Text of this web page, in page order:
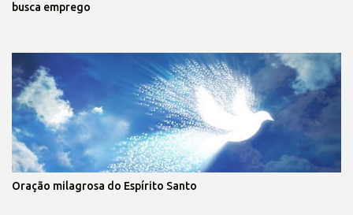
busca emprego
Oração milagrosa do Espírito Santo